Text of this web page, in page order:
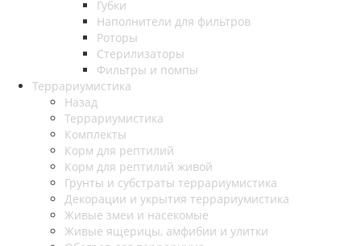
Губки
Наполнители для фильтров
Роторы
Стерилизаторы
Фильтры и помпы
Террариумистика
Назад
Террариумистика
Комплекты
Корм для рептилий
Корм для рептилий живой
Грунты и субстраты террариумистика
Декорации и укрытия террариумистика
Живые змеи и насекомые
Живые ящерицы, амфибии и улитки